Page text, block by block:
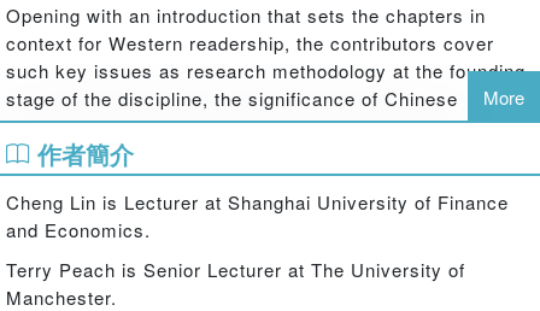
Opening with an introduction that sets the chapters in
context for Western readership, the contributors cover
such key issues as research methodology at the founding
stage of the discipline, the significance of Chinese
economic thought in a wider context, including the
relationship between ancient Chinese economic thought
and Western thought, and key strands of thought, such as
Confucian and Taoist economic philosophies. The book
also pinpoints ways in which ancient Chinese thinkers
paved the way for later western economists, such as in
their discussion of theories of the division of labour.
More
作者簡介
Cheng Lin is Lecturer at Shanghai University of Finance
and Economics.
Terry Peach is Senior Lecturer at The University of
Manchester.